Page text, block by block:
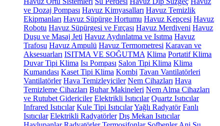
ve Dozaj Pompası Havuz Kimyasalları Havuz Temizlik
Ekipmanları Havuz Süpürge Hortumu Havuz Kepçesi Havuz
Robotu Havuz Süpürgesi ve Fırçası Havuz Merdiveni Havuz
Duşu ve Masaj Jeti Havuz Aydınlatma ve Isıtma Havuz
Trafosu Havuz Ampulü Havuz Termometresi Karavan ve
Aksesuarları ISITMA VE SOĞUTMA Klima Portatif Klima
Duvar Tipi Klima Isı Pompası Salon Tipi Klima Klima
Kumandası Kaset Tipi Klima Kombi Tavan Vantilatörleri
Vantilatörler Hava Temizleyiciler Nem Cihazları Hava
Temizleme Cihazları Buhar Makineleri Nem Alma Cihazları
ve Rutubet Gidericiler Elektrikli Isıtıcılar Quartz Isıtıcılar
Infrared Isıtıcılar Kule Tipi IsıtıcılarYağlı Radyatör Fanlı
Isıtıcılar Elektrikli Radyatörler Dış Mekan Isıtıcılar